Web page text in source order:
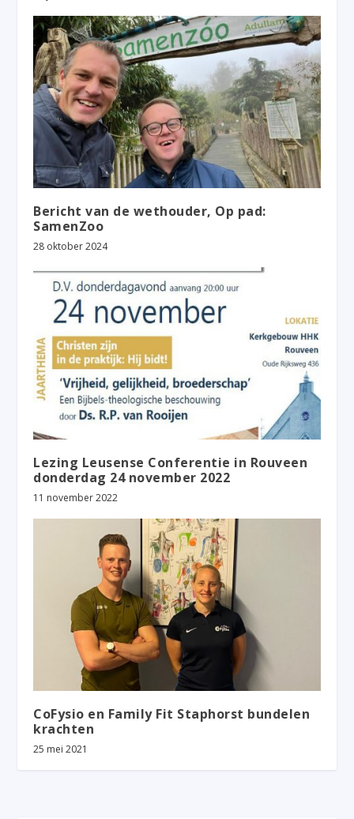
Bericht van de wethouder, Op pad:
SamenZoo
28 oktober 2024
Lezing Leusense Conferentie in Rouveen
donderdag 24 november 2022
11 november 2022
CoFysio en Family Fit Staphorst bundelen
krachten
25 mei 2021